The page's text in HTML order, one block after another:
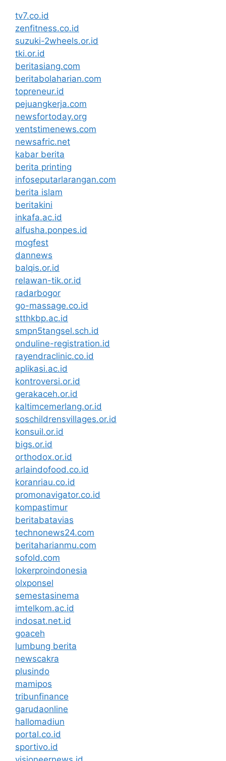
tv7.co.id
zenfitness.co.id
suzuki-2wheels.or.id
tki.or.id
beritasiang.com
beritabolaharian.com
topreneur.id
pejuangkerja.com
newsfortoday.org
ventstimenews.com
newsafric.net
kabar berita
berita printing
infoseputarlarangan.com
berita islam
beritakini
inkafa.ac.id
alfusha.ponpes.id
mogfest
dannews
balqis.or.id
relawan-tik.or.id
radarbogor
go-massage.co.id
stthkbp.ac.id
smpn5tangsel.sch.id
onduline-registration.id
rayendraclinic.co.id
aplikasi.ac.id
kontroversi.or.id
gerakaceh.or.id
kaltimcemerlang.or.id
soschildrensvillages.or.id
konsuil.or.id
bigs.or.id
orthodox.or.id
arlaindofood.co.id
koranriau.co.id
promonavigator.co.id
kompastimur
beritabatavias
technonews24.com
beritaharianmu.com
sofold.com
lokerproindonesia
olxponsel
semestasinema
imtelkom.ac.id
indosat.net.id
goaceh
lumbung berita
newscakra
plusindo
mamipos
tribunfinance
garudaonline
hallomadiun
portal.co.id
sportivo.id